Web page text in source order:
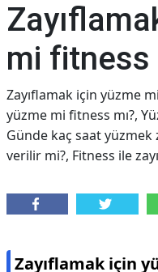
mi fitness
Zayıflamak için yüzme
yüzme mi fitness mı?,
Günde kaç saat yüzmek
verilir mi?, Fitness ile
Zayıflamak için